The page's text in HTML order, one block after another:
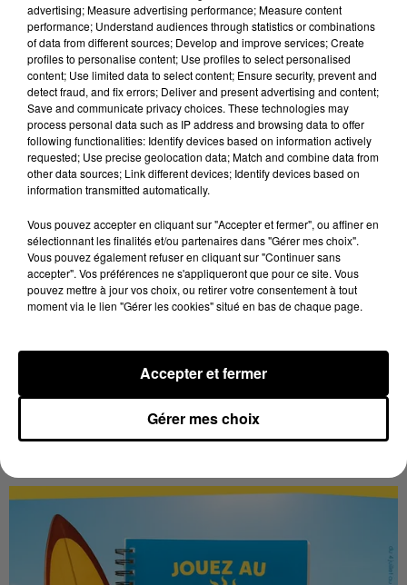
secteur de Fontaine-les-Côteaux, Montoire et Lunay.
Grâce...
LE GRAND FORMAT Voir plus
Stars'Terre, organisée du 18 au 20 septembre 2026 au
LES JEUX Voir plus
advertising; Measure advertising performance; Measure content
performance; Understand audiences through statistics or combinations
of data from different sources; Develop and improve services; Create
profiles to personalise content; Use profiles to select personalised
content; Use limited data to select content; Ensure security, prevent and
detect fraud, and fix errors; Deliver and present advertising and content;
Save and communicate privacy choices. These technologies may
process personal data such as IP address and browsing data to offer
following functionalities: Identify devices based on information actively
requested; Use precise geolocation data; Match and combine data from
other data sources; Link different devices; Identify devices based on
information transmitted automatically.
Vous pouvez accepter en cliquant sur "Accepter et fermer", ou affiner en
sélectionnant les finalités et/ou partenaires dans "Gérer mes choix".
Vous pouvez également refuser en cliquant sur "Continuer sans
accepter". Vos préférences ne s'appliqueront que pour ce site. Vous
pouvez mettre à jour vos choix, ou retirer votre consentement à tout
moment via le lien "Gérer les cookies" situé en bas de chaque page.
Gérer mes choix
Accepter et fermer